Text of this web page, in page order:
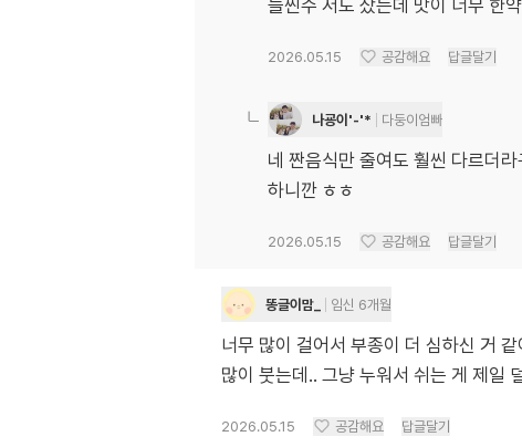
늘씬수 저도 샀는데 맛이 너무 한
2026.05.15 공감해요 답글달기
나굥이'-'* 다둥이엄빠
네 짠음식만 줄여도 훨씬 다르더
하니깐 ㅎㅎ
2026.05.15 공감해요 답글달기
똥글이맘_ 임신 6개월
너무 많이 걸어서 부종이 더 심하신 거
많이 붓는데.. 그냥 누워서 쉬는 게 제일
2026.05.15 공감해요 답글달기